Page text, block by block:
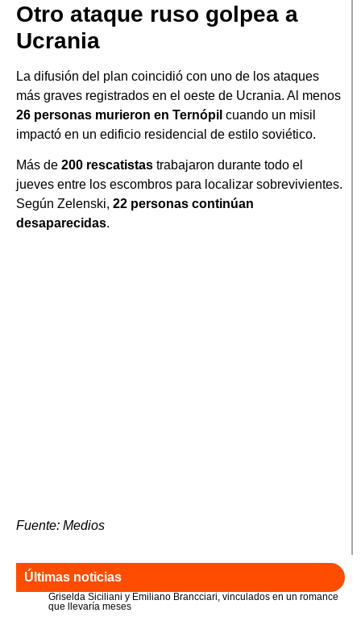
Otro ataque ruso golpea a
Ucrania
La difusión del plan coincidió con uno de los ataques
más graves registrados en el oeste de Ucrania. Al menos
26 personas murieron en Ternópil cuando un misil
impactó en un edificio residencial de estilo soviético.
Más de 200 rescatistas trabajaron durante todo el
jueves entre los escombros para localizar sobrevivientes.
Según Zelenski, 22 personas continúan
desaparecidas.
Fuente: Medios
Últimas noticias
Griselda Siciliani y Emiliano Brancciari, vinculados en un romance
que llevaría meses